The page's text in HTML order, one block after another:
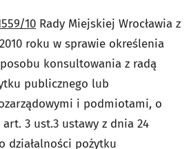
10 Rady Miejskiej Wrocławia z
roku w sprawie określenia
konsultowania z radą
publicznego lub
i podmiotami, o
3 ust.3 ustawy z dnia 24
działalności pożytku